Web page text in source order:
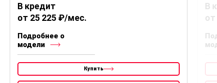
В кредит
от 25 225 ₽/мес.
Подробнее о
модели
Купить
В